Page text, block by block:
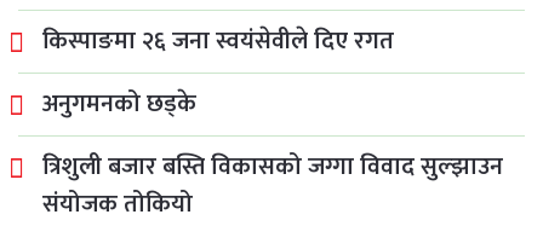
किस्पाङमा २६ जना स्वयंसेवीले दिए रगत
अनुगमनको छड्के
त्रिशुली बजार बस्ति विकासको जग्गा विवाद सुल्झाउन
संयोजक तोकियो